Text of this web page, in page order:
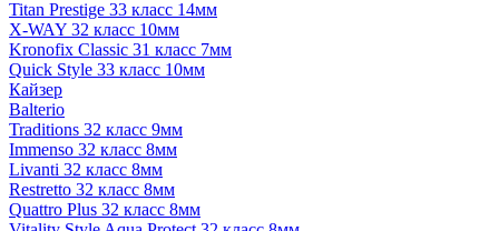
Titan Prestige 33 класс 14мм
X-WAY 32 класс 10мм
Kronofix Classic 31 класс 7мм
Quick Style 33 класс 10мм
Кайзер
Balterio
Traditions 32 класс 9мм
Immenso 32 класс 8мм
Livanti 32 класс 8мм
Restretto 32 класс 8мм
Quattro Plus 32 класс 8мм